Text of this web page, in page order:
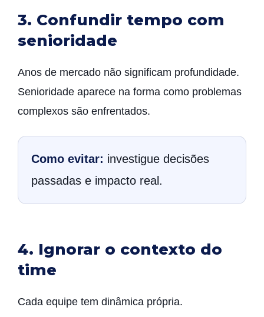
3. Confundir tempo com
senioridade
Anos de mercado não significam profundidade.
Senioridade aparece na forma como problemas
complexos são enfrentados.
Como evitar: investigue decisões
passadas e impacto real.
4. Ignorar o contexto do
time
Cada equipe tem dinâmica própria.